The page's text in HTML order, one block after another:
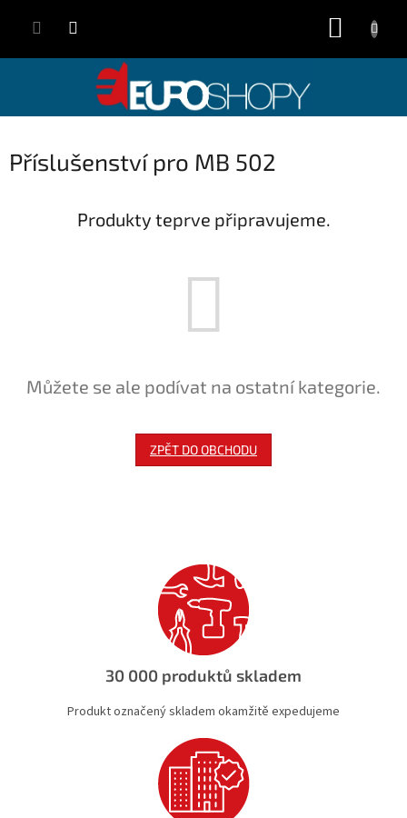
Příslušenství pro MB 502
Produkty teprve připravujeme.
Můžete se ale podívat na ostatní kategorie.
ZPĚT DO OBCHODU
30 000 produktů skladem
Produkt označený skladem okamžitě expedujeme